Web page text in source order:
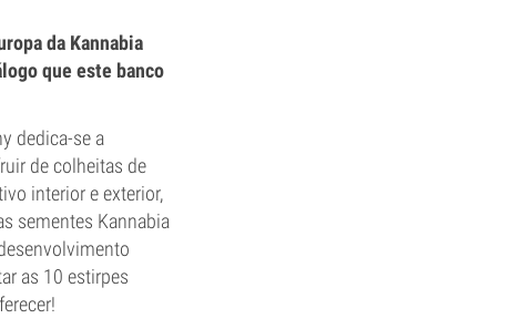
da Kannabia
que este banco
dedica-se a
de colheitas de
interior e exterior,
sementes Kannabia
as 10 estirpes